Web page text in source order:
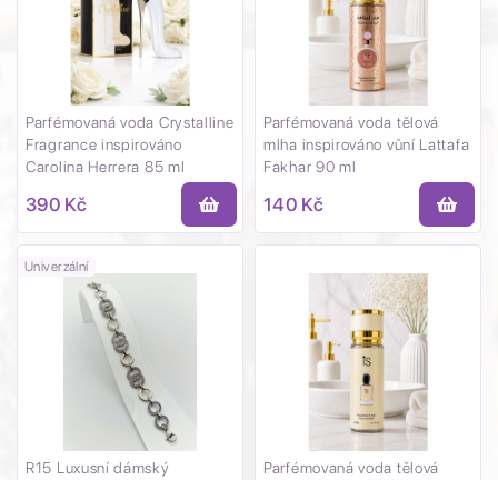
Parfémovaná voda Crystalline
Fragrance inspirováno
Carolina Herrera 85 ml
390 Kč
Parfémovaná voda tělová
mlha inspirováno vůní Lattafa
Fakhar 90 ml
140 Kč
Univerzální
R15 Luxusní dámský
Parfémovaná voda tělová